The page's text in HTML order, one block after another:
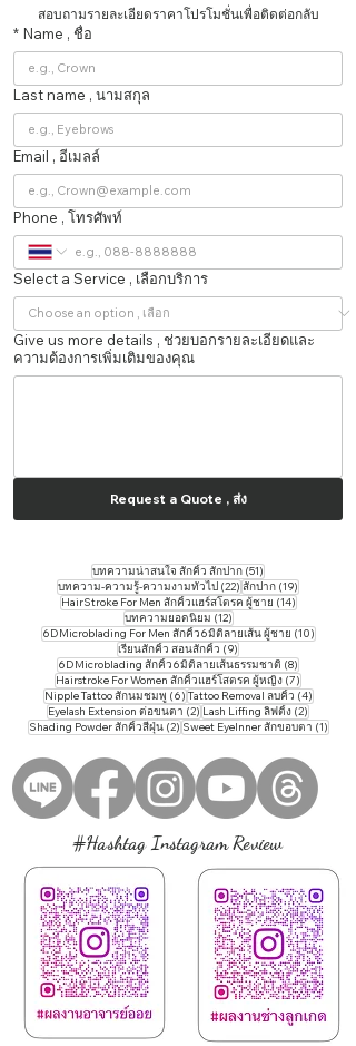
สอบถามรายละเอียดราคาโปรโมชั่นเพื่อติดต่อกลับ
* Name , ชื่อ
Last name , นามสกุล
Email , อีเมลล์
Phone , โทรศัพท์
Select a Service , เลือกบริการ
Give us more details , ช่วยบอกรายละเอียดและ
ความต้องการเพิ่มเติมของคุณ
Request a Quote , ส่ง
บทความน่าสนใจ สักคิ้ว สักปาก (51)51 กระทู้
บทความ-ความรู้-ความงามทั่วไป (22)22 กระทู้
สักปาก (19)19 กระทู้
HairStroke For Men สักคิ้วแฮร์สโตรค ผู้ชาย (14)14 กระทู้
บทความยอดนิยม (12)12 กระทู้
6DMicroblading For Men สักคิ้ว6มิติลายเส้น ผู้ชาย (10)10 กระทู้
เรียนสักคิ้ว สอนสักคิ้ว (9)9 กระทู้
6DMicroblading สักคิ้ว6มิติลายเส้นธรรมชาติ (8)8 กระทู้
Hairstroke For Women สักคิ้วแฮร์โสตรค ผู้หญิง (7)7 กระทู้
Nipple Tattoo สักนมชมพู (6)6 กระทู้
Tattoo ​Removal ลบคิ้ว (4)4 กระทู้
Eyelash Extension ต่อขนตา (2)2 กระทู้
Lash Liffing ลิฟติ้ง (2)2 กระทู้
Shading Powder สักคิ้วสีฝุ่น (2)2 กระทู้
Sweet EyeInner สักขอบตา (1)1 กระทู้
#Hashtag Instagram Review